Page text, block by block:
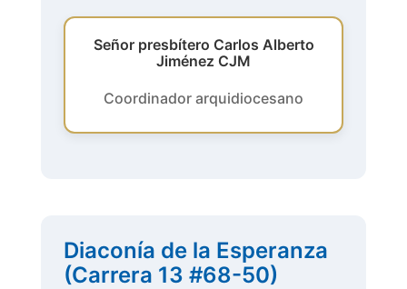
Señor presbítero Carlos Alberto
Jiménez CJM
Coordinador arquidiocesano
Diaconía de la Esperanza
(Carrera 13 #68-50)